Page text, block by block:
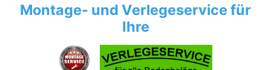
Montage- und Verlegeservice für
Ihre